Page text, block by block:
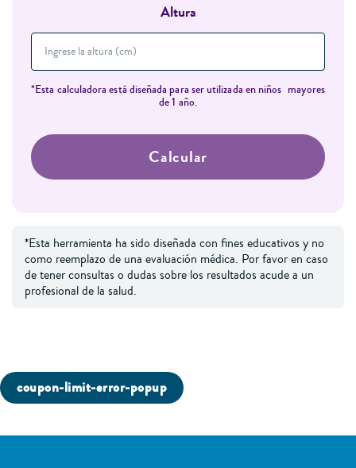
Altura
*Esta calculadora está diseñada para ser utilizada en niños mayores
de 1 año.
Calcular
*Esta herramienta ha sido diseñada con fines educativos y no
como reemplazo de una evaluación médica. Por favor en caso
de tener consultas o dudas sobre los resultados acude a un
profesional de la salud.
coupon-limit-error-popup